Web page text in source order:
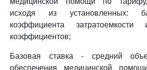
исходя из установленных:
коэффициента
коэффициентов;
Базовая ставка - средний
обеспечения медицинской